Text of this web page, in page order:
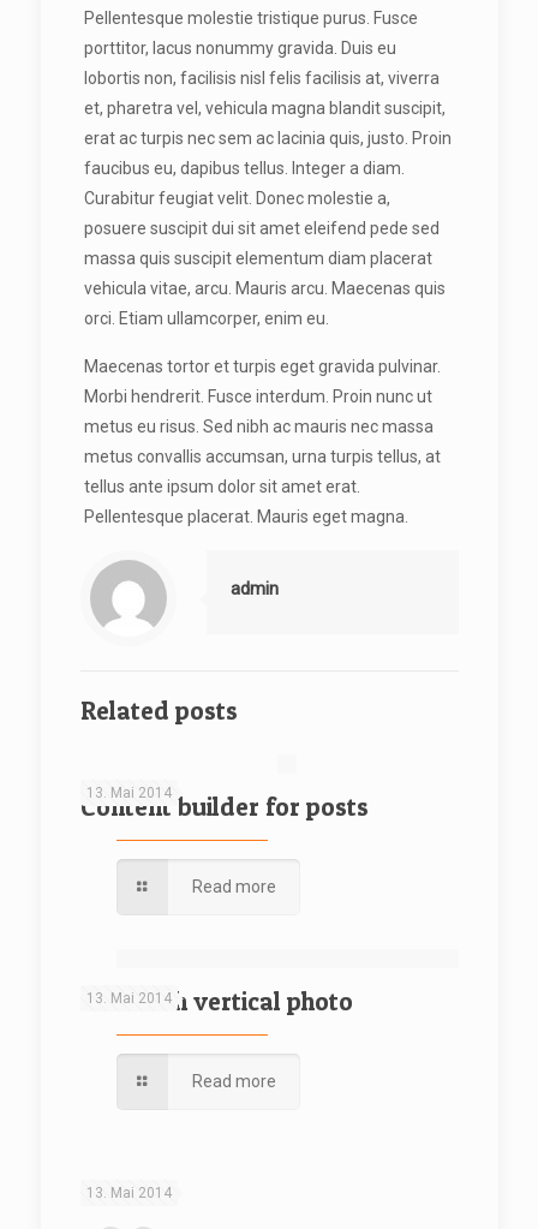
Pellentesque molestie tristique purus. Fusce
porttitor, lacus nonummy gravida. Duis eu
lobortis non, facilisis nisl felis facilisis at, viverra
et, pharetra vel, vehicula magna blandit suscipit,
erat ac turpis nec sem ac lacinia quis, justo. Proin
faucibus eu, dapibus tellus. Integer a diam.
Curabitur feugiat velit. Donec molestie a,
posuere suscipit dui sit amet eleifend pede sed
massa quis suscipit elementum diam placerat
vehicula vitae, arcu. Mauris arcu. Maecenas quis
orci. Etiam ullamcorper, enim eu.
Maecenas tortor et turpis eget gravida pulvinar.
Morbi hendrerit. Fusce interdum. Proin nunc ut
metus eu risus. Sed nibh ac mauris nec massa
metus convallis accumsan, urna turpis tellus, at
tellus ante ipsum dolor sit amet erat.
Pellentesque placerat. Mauris eget magna.
admin
Related posts
13. Mai 2014
Content builder for posts
Read more
13. Mai 2014
Post with vertical photo
Read more
13. Mai 2014